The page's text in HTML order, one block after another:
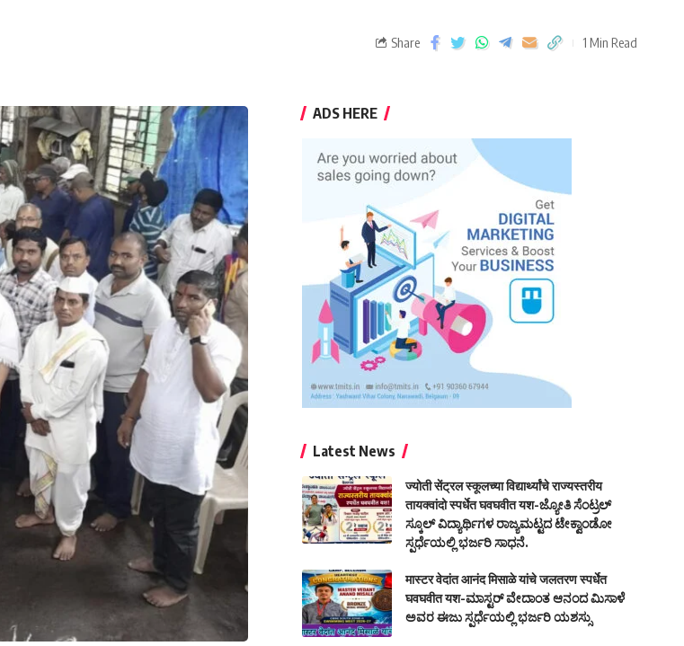
Share 1 Min Read
ADS HERE
Latest News
ज्योती सेंट्रल स्कूलच्या विद्यार्थ्यांचे राज्यस्तरीय
तायक्वांदो स्पर्धेत घवघवीत यश-ಜ್ಯೋತಿ ಸೆಂಟ್ರಲ್
ಸ್ಕೂಲ್ ವಿದ್ಯಾರ್ಥಿಗಳ ರಾಜ್ಯಮಟ್ಟದ ಟೇಕ್ವಾಂಡೋ
ಸ್ಪರ್ಧೆಯಲ್ಲಿ ಭರ್ಜರಿ ಸಾಧನೆ.
मास्टर वेदांत आनंद मिसाळे यांचे जलतरण स्पर्धेत
घवघवीत यश-ಮಾಸ್ಟರ್ ವೇದಾಂತ ಆನಂದ ಮಿಸಾಳೆ
ಅವರ ಈಜು ಸ್ಪರ್ಧೆಯಲ್ಲಿ ಭರ್ಜರಿ ಯಶಸ್ಸು